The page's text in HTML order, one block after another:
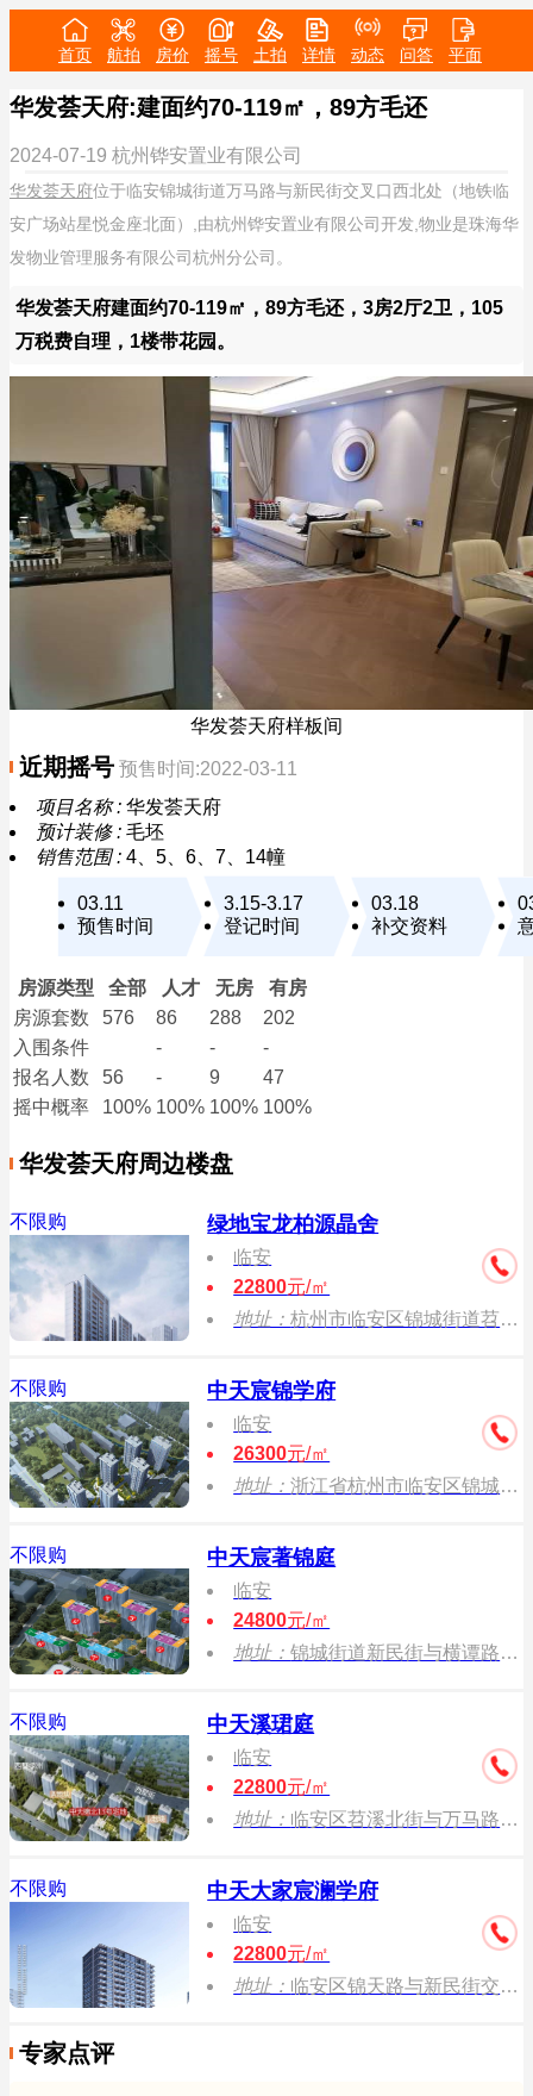
首页 航拍 房价 摇号 土拍 详情 动态 问答 平面
华发荟天府:建面约70-119㎡，89方毛还
2024-07-19 杭州铧安置业有限公司
华发荟天府位于临安锦城街道万马路与新民街交叉口西北处（地铁临
安广场站星悦金座北面）,由杭州铧安置业有限公司开发,物业是珠海华
发物业管理服务有限公司杭州分公司。
华发荟天府建面约70-119㎡，89方毛还，3房2厅2卫，105
万税费自理，1楼带花园。
华发荟天府样板间
近期摇号 预售时间:2022-03-11
项目名称 : 华发荟天府
预计装修 : 毛坯
销售范围 : 4、5、6、7、14幢
03.11
预售时间
3.15-3.17
登记时间
03.18
补交资料
房源类型 全部 人才 无房
有房
房源套数
576 86 288
202
入围条件
- -
-
报名 人数 56 - 9
47
摇中概率
100% 100% 100% 100%
华发荟天府周边楼盘
不限购 绿地宝龙柏源晶舍
临安
22800元/㎡
地址：杭州市临安区锦城街道苕溪南街与横潭路交叉口
不限购 中天宸锦学府
临安
26300元/㎡
地址：浙江省杭州市临安区锦城中天溪珺庭西（苕溪北街北）
不限购 中天宸著锦庭
临安
24800元/㎡
地址：锦城街道新民街与横谭路交叉口
不限购 中天溪珺庭
临安
22800元/㎡
地址： 临安区苕溪北街与万马路交叉口往西约200米
不限购 中天大家宸澜学府
临安
22800元/㎡
地址： 临安区锦天路与新民街交叉口
专家点评